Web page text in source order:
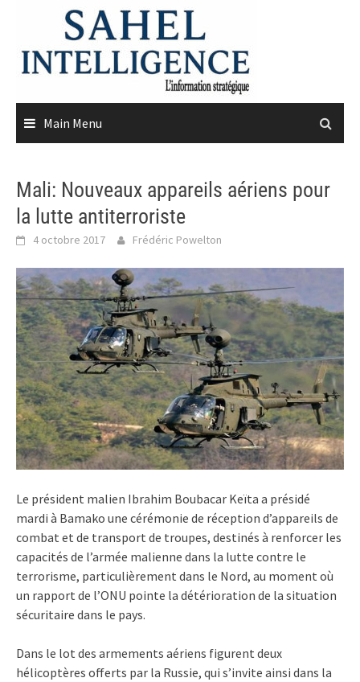
content
Main Menu
Mali: Nouveaux appareils aériens pour
la lutte antiterroriste
4 octobre 2017 Frédéric Powelton
Le président malien Ibrahim Boubacar Keïta a présidé
mardi à Bamako une cérémonie de réception d’appareils de
combat et de transport de troupes, destinés à renforcer les
capacités de l’armée malienne dans la lutte contre le
terrorisme, particulièrement dans le Nord, au moment où
un rapport de l’ONU pointe la détérioration de la situation
sécuritaire dans le pays.
Dans le lot des armements aériens figurent deux
hélicoptères offerts par la Russie, qui s’invite ainsi dans la